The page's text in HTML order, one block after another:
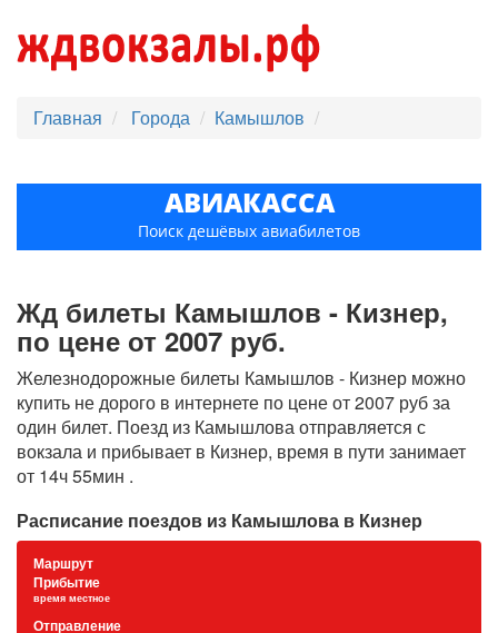
Главная Города Камышлов
АВИАКАССА
Поиск дешёвых авиабилетов
Жд билеты Камышлов - Кизнер,
по цене от 2007 руб.
Железнодорожные билеты Камышлов - Кизнер можно
купить не дорого в интернете по цене от 2007 руб за
один билет. Поезд из Камышлова отправляется с
вокзала и прибывает в Кизнер, время в пути занимает
от 14ч 55мин .
Расписание поездов из Камышлова в Кизнер
Маршрут
Прибытие
время местное
Отправление